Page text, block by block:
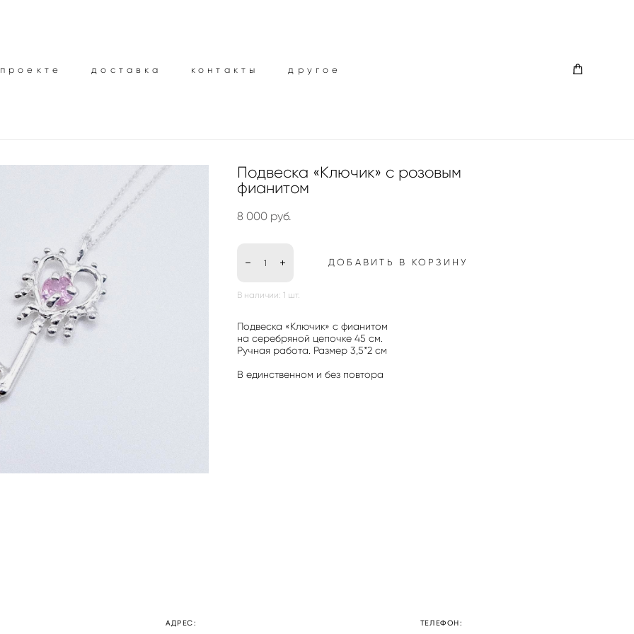
доставка контакты другое
доставка контакты другое
Подвеска «Ключик» с розовым
фианитом
8 000 pуб.
В наличии: 1 шт.
ДОБАВИТЬ В КОРЗИНУ
Подвеска «Ключик» с фианитом
на серебряной цепочке 45 см.
Ручная работа. Размер 3,5*2 см
В единственном и без повтора
АДРЕС: ТЕЛЕФОН: